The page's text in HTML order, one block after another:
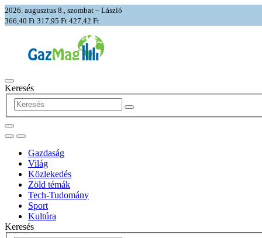
2026. augusztus 8., szombat – László
366,40 Ft 317,95 Ft 427,42 Ft
Keresés
Gazdaság
Világ
Közlekedés
Zöld témák
Tech-Tudomány
Sport
Kultúra
Keresés